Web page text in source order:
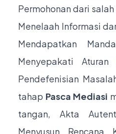
Permohonan dari
Menelaah Informasi
Mendapatkan
Menyepakati Aturan
Pendefenisian
tahap Pasca Mediasi
tangan, Akta
Menyusun Rencana